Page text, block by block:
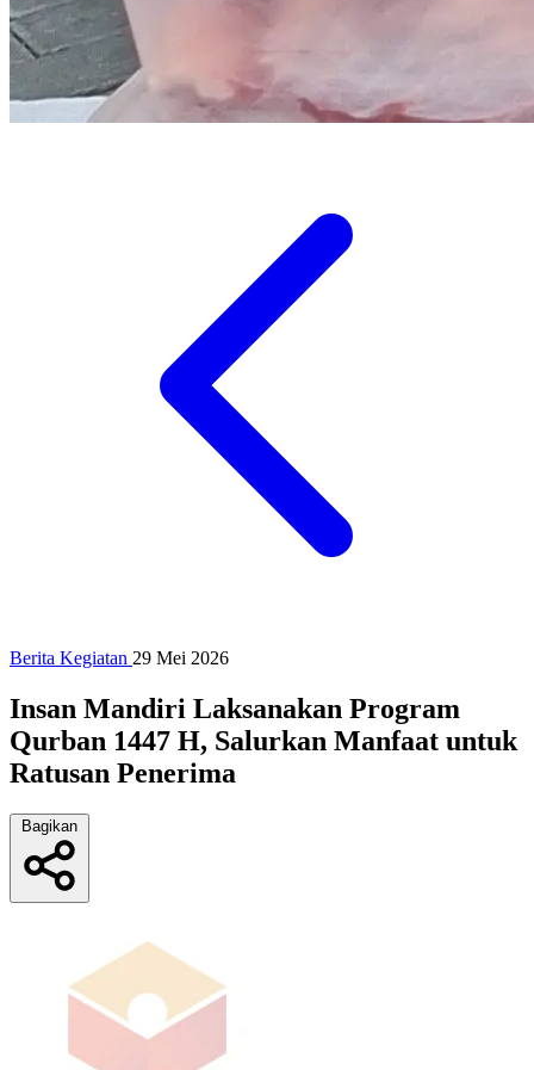
Berita Kegiatan 29 Mei 2026
Insan Mandiri Laksanakan Program
Qurban 1447 H, Salurkan Manfaat untuk
Ratusan Penerima
Bagikan